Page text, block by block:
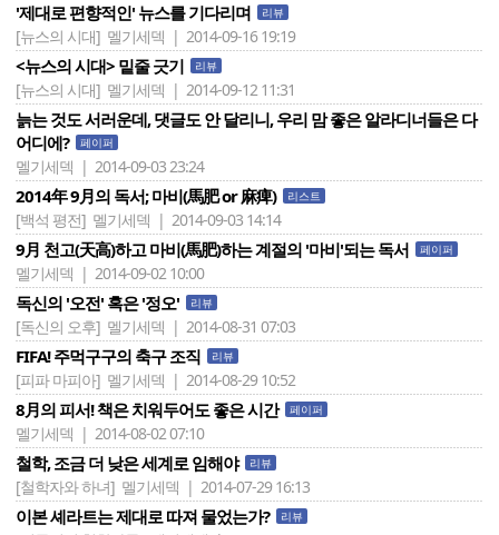
'제대로 편향적인' 뉴스를 기다리며 리뷰
[뉴스의 시대] 멜기세덱 | 2014-09-16 19:19
<뉴스의 시대> 밑줄 긋기 리뷰
[뉴스의 시대] 멜기세덱 | 2014-09-12 11:31
늙는 것도 서러운데, 댓글도 안 달리니, 우리 맘 좋은 알라디너들은 다
어디에?
페이퍼
멜기세덱 | 2014-09-03 23:24
2014年 9月의 독서; 마비(馬肥 or 麻痺) 리스트
[백석 평전] 멜기세덱 | 2014-09-03 14:14
9月 천고(天高)하고 마비(馬肥)하는 계절의 '마비'되는 독서 페이퍼
멜기세덱 | 2014-09-02 10:00
독신의 '오전' 혹은 '정오' 리뷰
[독신의 오후] 멜기세덱 | 2014-08-31 07:03
FIFA! 주먹구구의 축구 조직 리뷰
[피파 마피아] 멜기세덱 | 2014-08-29 10:52
8月의 피서! 책은 치워두어도 좋은 시간 페이퍼
멜기세덱 | 2014-08-02 07:10
철학, 조금 더 낮은 세계로 임해야 리뷰
[철학자와 하녀] 멜기세덱 | 2014-07-29 16:13
이본 셰라트는 제대로 따져 물었는가? 리뷰